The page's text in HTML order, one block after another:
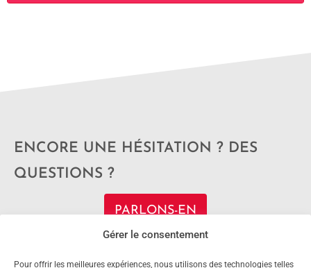
Gérer le consentement
Pour offrir les meilleures expériences, nous utilisons des technologies telles
ENCORE UNE HÉSITATION ? DES
QUESTIONS ?
PARLONS-EN